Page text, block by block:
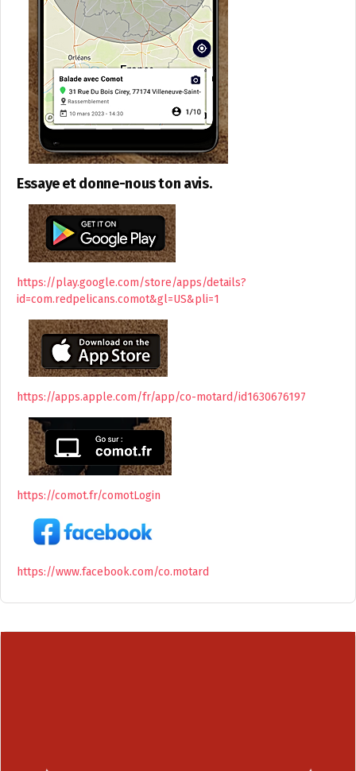
Essaye et donne-nous ton avis.
https://play.google.com/store/apps/details?
id=com.redpelicans.comot&gl=US&pli=1
https://apps.apple.com/fr/app/co-motard/id1630676197
https://comot.fr/comotLogin
https://www.facebook.com/co.motard